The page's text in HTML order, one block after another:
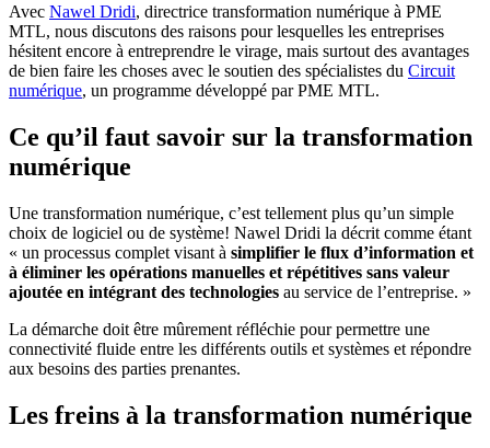
Avec Nawel Dridi, directrice transformation numérique à PME
MTL, nous discutons des raisons pour lesquelles les entreprises
hésitent encore à entreprendre le virage, mais surtout des avantages
de bien faire les choses avec le soutien des spécialistes du Circuit
numérique, un programme développé par PME MTL.
Ce qu’il faut savoir sur la transformation
numérique
Une transformation numérique, c’est tellement plus qu’un simple
choix de logiciel ou de système! Nawel Dridi la décrit comme étant
« un processus complet visant à simplifier le flux d’information et
à éliminer les opérations manuelles et répétitives sans valeur
ajoutée en intégrant des technologies au service de l’entreprise. »
La démarche doit être mûrement réfléchie pour permettre une
connectivité fluide entre les différents outils et systèmes et répondre
aux besoins des parties prenantes.
Les freins à la transformation numérique